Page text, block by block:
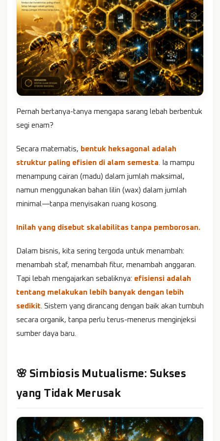
Pernah bertanya-tanya mengapa sarang lebah berbentuk
segi enam?
Secara matematis, bentuk heksagonal adalah
struktur paling efisien di alam semesta. Ia mampu
menampung cairan (madu) dalam jumlah maksimal,
namun menggunakan bahan lilin (wax) dalam jumlah
minimal—tanpa menyisakan ruang kosong.
Inilah yang disebut skalabilitas tanpa pemborosan.
Dalam bisnis, kita sering tergoda untuk menambah:
menambah staf, menambah fitur, menambah anggaran.
Tapi lebah mengajarkan sebaliknya: efisiensi adalah
tentang melakukan lebih banyak dengan lebih
sedikit. Sistem yang dirancang dengan baik akan tumbuh
secara organik, tanpa perlu terus-menerus menginjeksi
sumber daya baru.
🌸 Simbiosis Mutualisme: Sukses
yang Tidak Merusak